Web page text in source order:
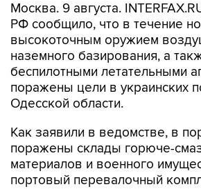
Москва. 9 августа.
РФ сообщило, что в течение
высокоточным оружием
наземного базирования, а
беспилотными летательными
поражены цели в украинских
Одесской области.
Как заявили в ведомстве, в
поражены склады горюче-
материалов и военного
портовый перевалочный